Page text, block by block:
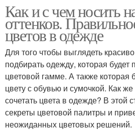
Как и с чем носить
оттенков.
цветов в одежде
Для того чтобы выглядеть
подбирать одежду, которая будет
цветовой гамме. А также которая
цвету с обувью и сумочкой. Как
сочетать цвета в одежде? В этой
секреты цветовой палитры и
неожиданных цветовых решений.